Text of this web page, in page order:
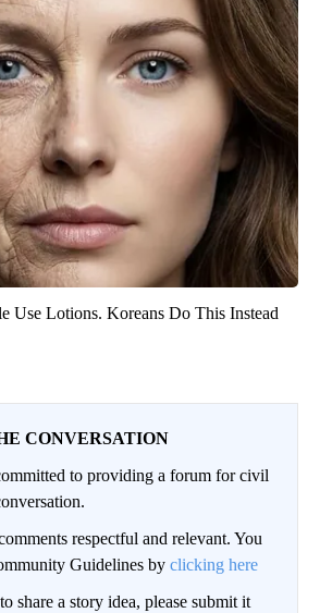
Use Lotions. Koreans Do This Instead
CONVERSATION
to providing a forum for civil
respectful and relevant. You
Guidelines by clicking here
share a story idea, please submit it